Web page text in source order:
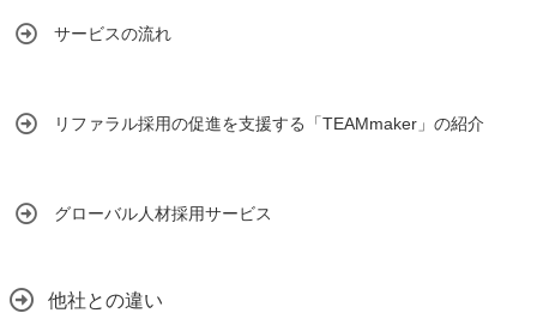
サービスの流れ
リファラル採用の促進を支援する「TEAMmaker」の紹介
グローバル人材採用サービス
他社との違い